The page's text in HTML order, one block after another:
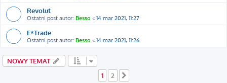
Revolut
Ostatni post autor: Besso « 14 mar 2021, 11:27
E*Trade
Ostatni post autor: Besso « 14 mar 2021, 11:26
NOWY TEMAT
1
2